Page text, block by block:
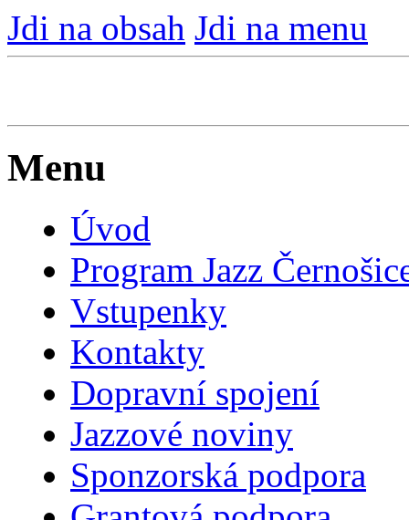
Jdi na obsah Jdi na menu
Menu
Úvod
Program Jazz
Vstupenky
Kontakty
Dopravní spojení
Jazzové noviny
Sponzorská podpora